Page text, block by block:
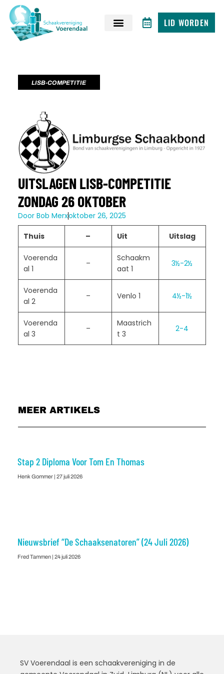
LID WORDEN
LISB-COMPETITIE
UITSLAGEN LISB-COMPETITIE
ZONDAG 26 OKTOBER
DoorBob Merxoktober 26, 2025
Thuis – Uit Uitslag
Voerenda
al 1
–
Schaakm
aat 1
3½-2½
Voerenda
al 2
– Venlo 1 4½-1½
Voerenda
al 3
–
Maastrich
t 3
2-4
MEER ARTIKELS
Stap 2 Diploma Voor Tom En Thomas
Henk Gommer 27 juli 2026
Nieuwsbrief “De Schaaksenatoren” (24 Juli 2026)
Fred Tammen 24 juli 2026
SV Voerendaal is een schaakvereniging in de